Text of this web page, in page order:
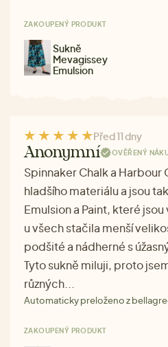
ZAKOUPENÝ PRODUKT
Sukně
Mevagissey
Emulsion
Před 11 dny
Anonymní OVĚŘENÝ
Spinnaker Chalk a Harbour
hladšího materiálu a jsou
Emulsion a Paint, které
u všech stačila menší
podšité a nádherné s
Tyto sukně miluji, proto
různých...
Automaticky preloženo z
ZAKOUPENÝ PRODUKT